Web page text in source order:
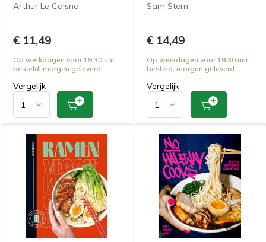
Arthur Le Caisne
€ 11,49
Op werkdagen voor 19:30 uur
besteld, morgen geleverd
Vergelijk
Sam Stern
€ 14,49
Op werkdagen voor 19:30 uur
besteld, morgen geleverd
Vergelijk